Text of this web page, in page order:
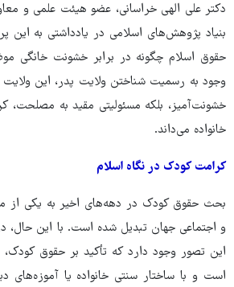
دکتر علی الهی خراسانی، عضو هیئت علمی و
بنیاد پژوهش‌های اسلامی در یادداشتی به
حقوق اسلام چگونه در برابر خشونت خانگی
وجود به رسمیت شناختن ولایت پدر، این
خشونت‌آمیز، بلکه مسئولیتی مقید به مصلحت،
خانواده می‌داند.
کرامت کودک در نگاه اسلام
بحث حقوق کودک در دهه‌های اخیر به یکی از
و اجتماعی جهان تبدیل شده است. با این حال،
این تصور وجود دارد که تأکید بر حقوق کودک،
است و با ساختار سنتی خانواده یا آموزه‌های